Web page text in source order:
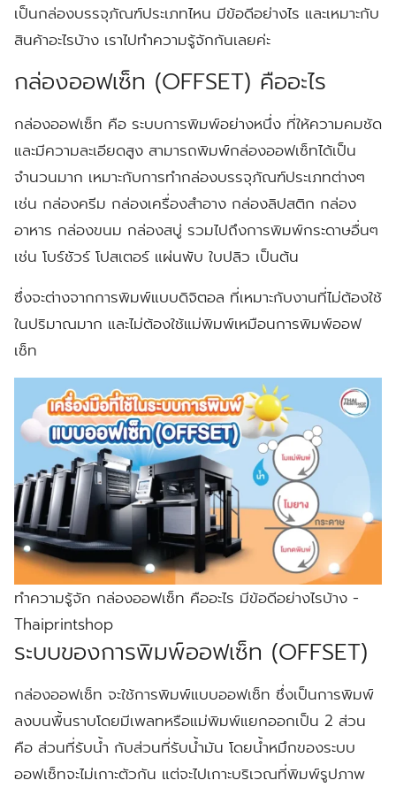
เป็นกล่องบรรจุภัณฑ์ประเภทไหน มีข้อดีอย่างไร และเหมาะกับ
สินค้าอะไรบ้าง เราไปทำความรู้จักกันเลยค่ะ
กล่องออฟเซ็ท (OFFSET) คืออะไร
กล่องออฟเซ็ท คือ ระบบการพิมพ์อย่างหนึ่ง ที่ให้ความคมชัด
และมีความละเอียดสูง สามารถพิมพ์กล่องออฟเซ็ทได้เป็น
จำนวนมาก เหมาะกับการทำกล่องบรรจุภัณฑ์ประเภทต่างๆ
เช่น กล่องครีม กล่องเครื่องสำอาง กล่องลิปสติก กล่อง
อาหาร กล่องขนม กล่องสบู่ รวมไปถึงการพิมพ์กระดาษอื่นๆ
เช่น โบร์ชัวร์ โปสเตอร์ แผ่นพับ ใบปลิว เป็นต้น
ซึ่งจะต่างจากการพิมพ์แบบดิจิตอล ที่เหมาะกับงานที่ไม่ต้องใช้
ในปริมาณมาก และไม่ต้องใช้แม่พิมพ์เหมือนการพิมพ์ออฟ
เซ็ท
ทำความรู้จัก กล่องออฟเซ็ท คืออะไร มีข้อดีอย่างไรบ้าง -
Thaiprintshop
ระบบของการพิมพ์ออฟเซ็ท (OFFSET)
กล่องออฟเซ็ท จะใช้การพิมพ์แบบออฟเซ็ท ซึ่งเป็นการพิมพ์
ลงบนพื้นราบโดยมีเพลทหรือแม่พิมพ์แยกออกเป็น 2 ส่วน
คือ ส่วนที่รับน้ำ กับส่วนที่รับน้ำมัน โดยน้ำหมึกของระบบ
ออฟเซ็ทจะไม่เกาะตัวกัน แต่จะไปเกาะบริเวณที่พิมพ์รูปภาพ